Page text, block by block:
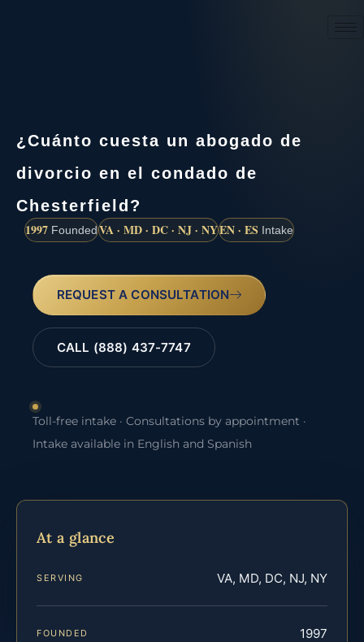
¿Cuánto cuesta un abogado de
divorcio en el condado de
Chesterfield?
1997 FoundedVA · MD · DC · NJ · NYEN · ES Intake
REQUEST A CONSULTATION
CALL (888) 437-7747
Toll-free intake · Consultations by appointment ·
Intake available in English and Spanish
At a glance
SERVING VA, MD, DC, NJ, NY
FOUNDED 1997